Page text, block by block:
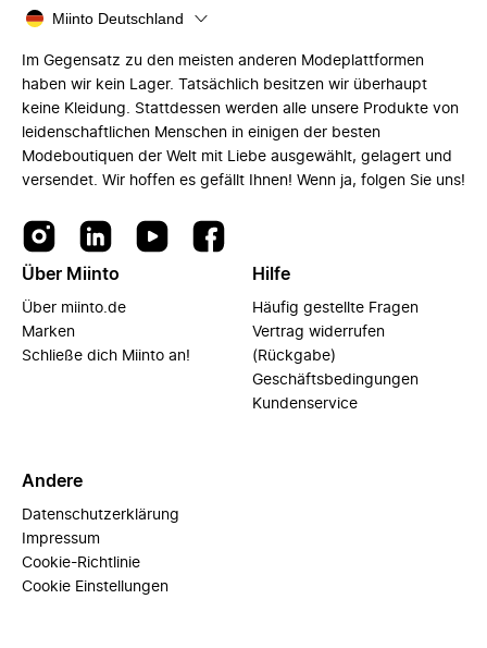
Miinto Deutschland
Im Gegensatz zu den meisten anderen Modeplattformen
haben wir kein Lager. Tatsächlich besitzen wir überhaupt
keine Kleidung. Stattdessen werden alle unsere Produkte von
leidenschaftlichen Menschen in einigen der besten
Modeboutiquen der Welt mit Liebe ausgewählt, gelagert und
versendet. Wir hoffen es gefällt Ihnen! Wenn ja, folgen Sie uns!
Über Miinto
Über miinto.de
Marken
Schließe dich Miinto an!
Hilfe
Häufig gestellte Fragen
Vertrag widerrufen
(Rückgabe)
Geschäftsbedingungen
Kundenservice
Andere
Datenschutzerklärung
Impressum
Cookie-Richtlinie
Cookie Einstellungen